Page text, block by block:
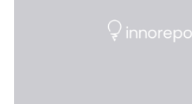
Foundation, des BIAL Award in